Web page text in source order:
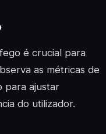
é crucial para
as métricas de
para ajustar
do utilizador.